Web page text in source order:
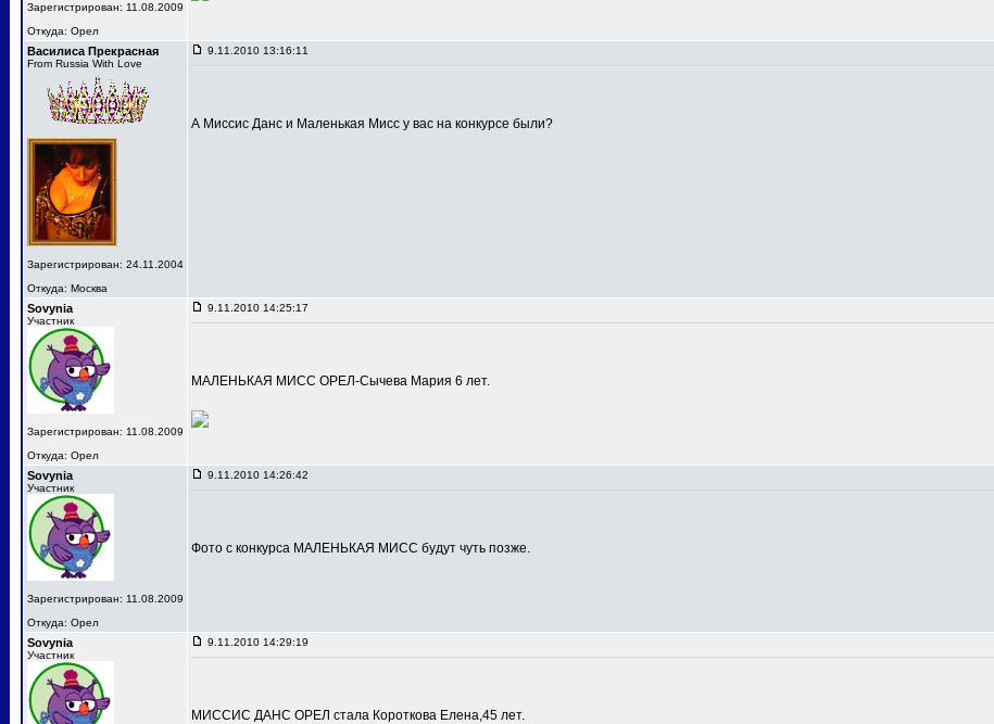
Зарегистрирован: 11.08.2009
Откуда: Орел
Василиса Прекрасная
From Russia With Love
Зарегистрирован: 24.11.2004
Откуда: Москва
9.11.2010 13:16:11
А Миссис Данс и Маленькая Мисс у вас на конкурсе были?
Sovynia
Участник
Зарегистрирован: 11.08.2009
Откуда: Орел
9.11.2010 14:25:17
МАЛЕНЬКАЯ МИСС ОРЕЛ-Сычева Мария 6 лет.
Sovynia
Участник
Зарегистрирован: 11.08.2009
Откуда: Орел
9.11.2010 14:26:42
Фото с конкурса МАЛЕНЬКАЯ МИСС будут чуть позже.
Sovynia
Участник
9.11.2010 14:29:19
МИССИС ДАНС ОРЕЛ стала Короткова Елена,45 лет.